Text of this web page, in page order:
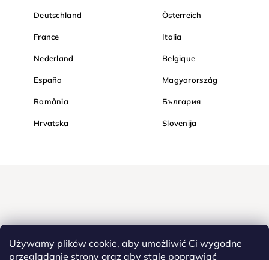
Używamy plików cookie, aby umożliwić Ci wygodne
przeglądanie strony oraz aby stale poprawiać
Deutschland Österreich
France Italia
Nederland Belgique
España Magyarország
România България
Hrvatska Slovenija